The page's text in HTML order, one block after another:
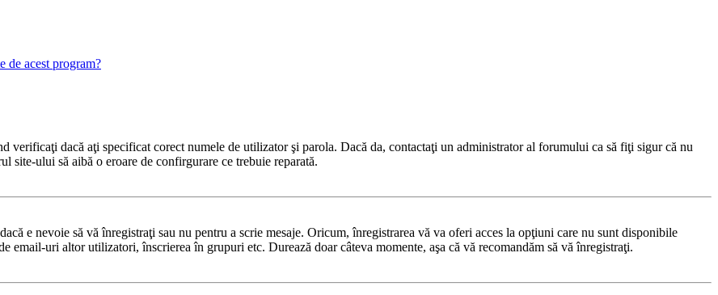
de acest program?
verificaţi dacă aţi specificat corect numele de utilizator şi parola. Dacă da, contactaţi un administrator al forumului ca să fiţi sigur că nu
site-ului să aibă o eroare de confirgurare ce trebuie reparată.
e nevoie să vă înregistraţi sau nu pentru a scrie mesaje. Oricum, înregistrarea vă va oferi acces la opţiuni care nu sunt disponibile
email-uri altor utilizatori, înscrierea în grupuri etc. Durează doar câteva momente, aşa că vă recomandăm să vă înregistraţi.